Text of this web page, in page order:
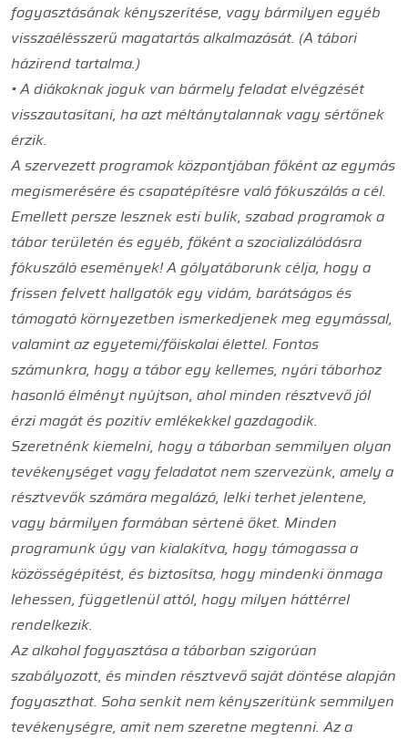
fogyasztásának kényszerítése, vagy bármilyen egyéb
visszaélésszerű magatartás alkalmazását. (A tábori
házirend tartalma.)
• A diákoknak joguk van bármely feladat elvégzését
visszautasítani, ha azt méltánytalannak vagy sértőnek
érzik.
A szervezett programok központjában főként az egymás
megismerésére és csapatépítésre való fókuszálás a cél.
Emellett persze lesznek esti bulik, szabad programok a
tábor területén és egyéb, főként a szocializálódásra
fókuszáló események! A gólyatáborunk célja, hogy a
frissen felvett hallgatók egy vidám, barátságos és
támogató környezetben ismerkedjenek meg egymással,
valamint az egyetemi/főiskolai élettel. Fontos
számunkra, hogy a tábor egy kellemes, nyári táborhoz
hasonló élményt nyújtson, ahol minden résztvevő jól
érzi magát és pozitív emlékekkel gazdagodik.
Szeretnénk kiemelni, hogy a táborban semmilyen olyan
tevékenységet vagy feladatot nem szervezünk, amely a
résztvevők számára megalázó, lelki terhet jelentene,
vagy bármilyen formában sértené őket. Minden
programunk úgy van kialakítva, hogy támogassa a
közösségépítést, és biztosítsa, hogy mindenki önmaga
lehessen, függetlenül attól, hogy milyen háttérrel
rendelkezik.
Az alkohol fogyasztása a táborban szigorúan
szabályozott, és minden résztvevő saját döntése alapján
fogyaszthat. Soha senkit nem kényszerítünk semmilyen
tevékenységre, amit nem szeretne megtenni. Az a